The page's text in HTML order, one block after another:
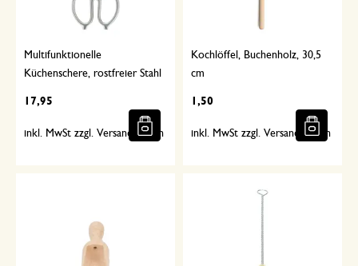
Multifunktionelle
Küchenschere, rostfreier Stahl
17,95
inkl. MwSt zzgl. Versandkosten
Kochlöffel, Buchenholz, 30,5
cm
1,50
inkl. MwSt zzgl. Versandkosten